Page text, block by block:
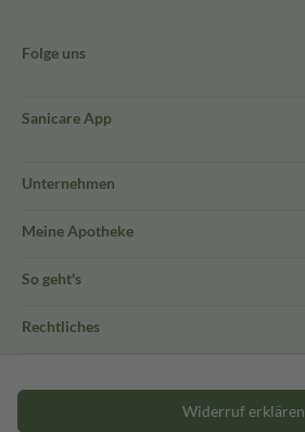
Folge uns
Sanicare App
Unternehmen
Meine Apotheke
So geht's
Rechtliches
Widerruf erklären